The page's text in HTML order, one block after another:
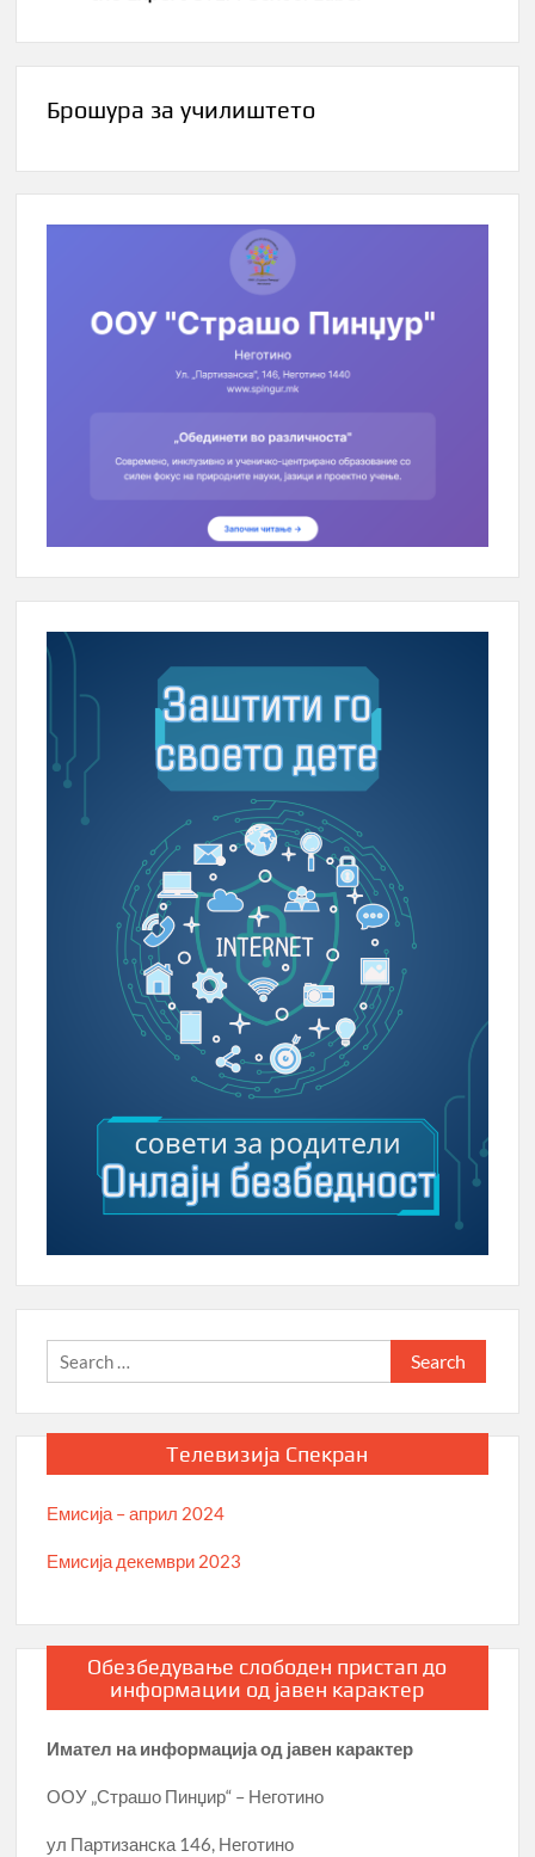
Брошура за училиштето
Search
for:
Телевизија Спекран
Емисија – април 2024
Емисија декември 2023
Обезбедување слободен пристап до
информации од јавен карактер
Имател на информација од јавен карактер
ООУ „Страшо Пинџир“ – Неготино
ул Партизанска 146, Неготино